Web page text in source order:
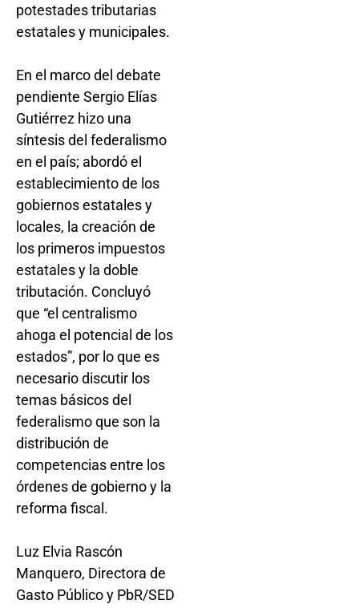
potestades tributarias
estatales y municipales.
En el marco del debate
pendiente Sergio Elías
Gutiérrez hizo una
síntesis del federalismo
en el país; abordó el
establecimiento de los
gobiernos estatales y
locales, la creación de
los primeros impuestos
estatales y la doble
tributación. Concluyó
que “el centralismo
ahoga el potencial de los
estados”, por lo que es
necesario discutir los
temas básicos del
federalismo que son la
distribución de
competencias entre los
órdenes de gobierno y la
reforma fiscal.
Luz Elvia Rascón
Manquero, Directora de
Gasto Público y PbR/SED